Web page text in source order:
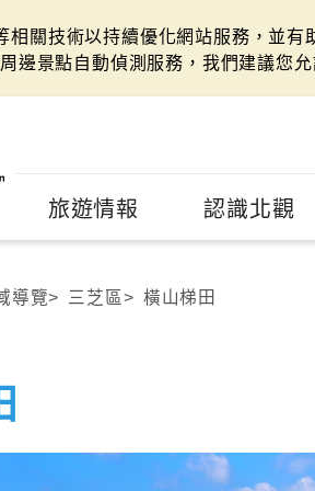
相關技術以持續優化網站服務，並
邊景點自動偵測服務，我們建議您
旅遊情報 認識北觀
導覽 三芝區 橫山梯田